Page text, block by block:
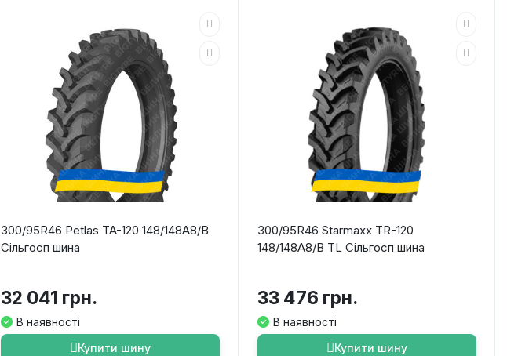
300/95R46 Petlas TA-120 148/148A8/B
Сільгосп шина
32 041 грн.
В наявності
Купити шину
300/95R46 Starmaxx TR-120
148/148A8/B TL Сільгосп шина
33 476 грн.
В наявності
Купити шину